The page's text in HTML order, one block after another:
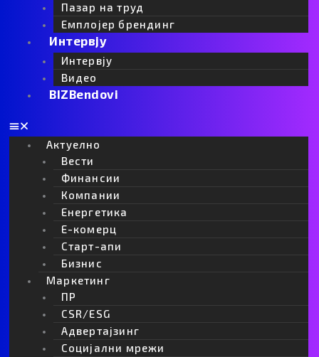
Пазар на труд
Емплојер брендинг
Интервју
Интервју
Видео
BIZBendovi
Актуелно
Вести
Финансии
Компании
Енергетика
Е-комерц
Старт-апи
Бизнис
Маркетинг
ПР
CSR/ESG
Адвертајзинг
Социјални мрежи